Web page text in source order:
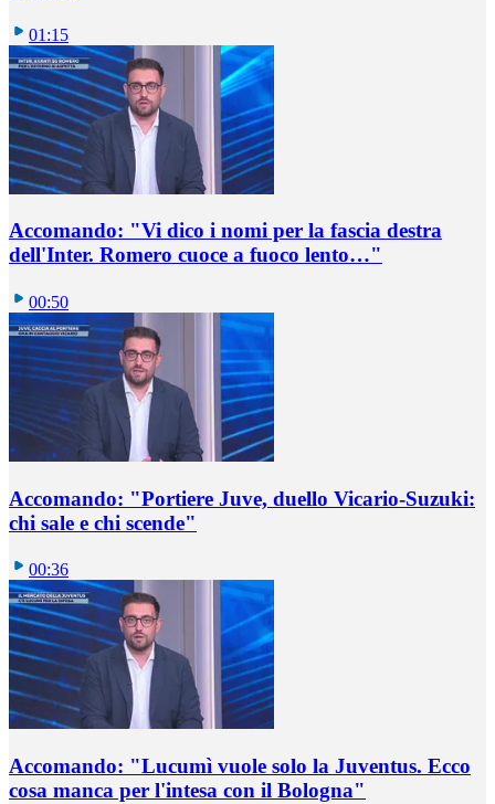
01:15
Accomando: "Vi dico i nomi per la fascia destra
dell'Inter. Romero cuoce a fuoco lento…"
00:50
Accomando: "Portiere Juve, duello Vicario-Suzuki:
chi sale e chi scende"
00:36
Accomando: "Lucumì vuole solo la Juventus. Ecco
cosa manca per l'intesa con il Bologna"